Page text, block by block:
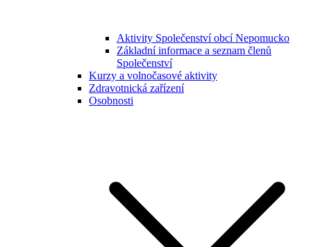
Aktivity Společenství obcí Nepomucko
Základní informace a seznam členů
Společenství
Kurzy a volnočasové aktivity
Zdravotnická zařízení
Osobnosti